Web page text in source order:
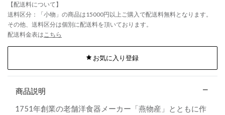
【配送料について】
送料区分：「小物」の商品は15000円以上ご購入で配送料無料となります。
その他、送料区分は個別に配送料を頂いております。
配送料金表はこちら
お気に入り登録
商品説明
1751年創業の老舗洋食器メーカー「燕物産」とともに作